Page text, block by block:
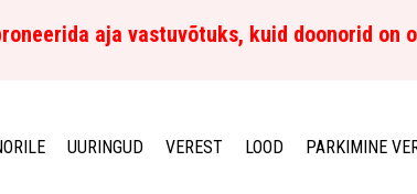
aja vastuvõtuks, kuid doonorid on
UURINGUD VEREST LOOD PARKIMINE